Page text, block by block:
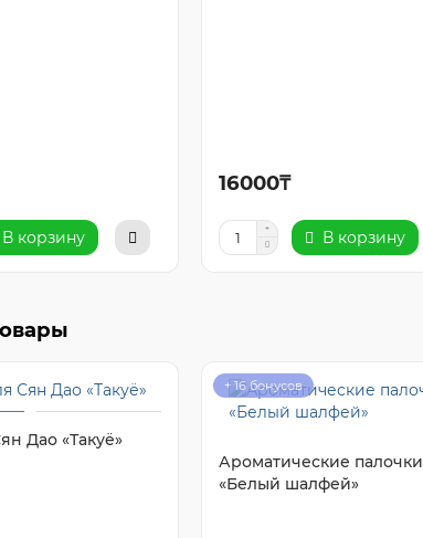
В корзину
16000₸
В корзину
Дао «Такуё»
+ 16 бонусов
Ароматические палочки
«Белый шалфей»